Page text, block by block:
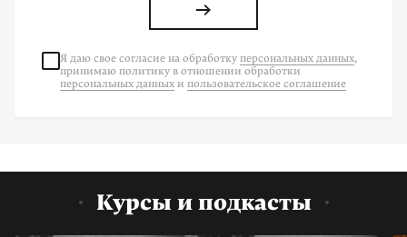
Я даю свое согласие на обработку персональных данных,
принимаю политику в отношении обработки
персональных данных и пользовательское соглашение
Курсы и подкасты